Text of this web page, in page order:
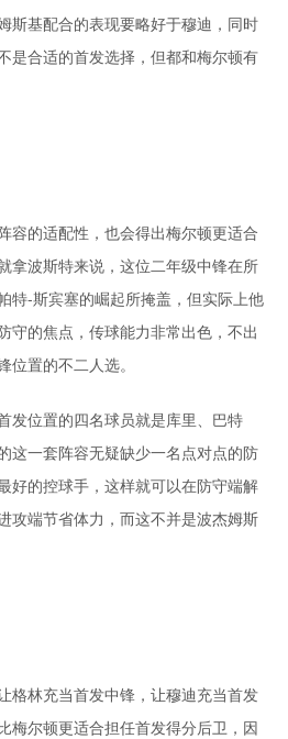
斯基配合的表现要略好于穆迪，同时
是合适的首发选择，但都和梅尔顿有
容的适配性，也会得出梅尔顿更适合
拿波斯特来说，这位二年级中锋在所
特-斯宾塞的崛起所掩盖，但实际上他
守的焦点，传球能力非常出色，不出
置的不二人选。
发位置的四名球员就是库里、巴特
这一套阵容无疑缺少一名点对点的防
好的控球手，这样就可以在防守端解
攻端节省体力，而这不并是波杰姆斯
格林充当首发中锋，让穆迪充当首发
梅尔顿更适合担任首发得分后卫，因